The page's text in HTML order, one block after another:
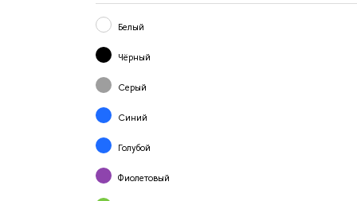
Белый
Чёрный
Серый
Синий
Голубой
Фиолетовый